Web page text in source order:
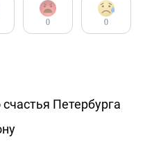
0 0
Петербурга